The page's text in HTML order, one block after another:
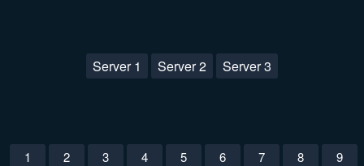
Server 1 Server 2 Server 3
1 2 3 4 5 6 7 8
9